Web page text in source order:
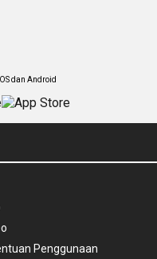
dan Android
Penggunaan